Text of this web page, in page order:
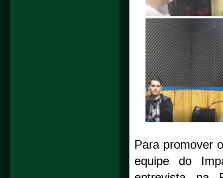
Para promover
equipe do